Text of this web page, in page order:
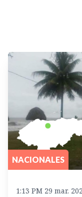
NACIONALES
1:13 PM 29 mar.